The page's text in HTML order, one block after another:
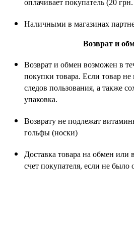
оплачивает покупатель (20
Наличными в магазинах
Возврат и
Возврат и обмен возможен в
покупки товара. Если товар
следов пользования, а также
упаковка.
Возврату не подлежат
гольфы (носки)
Доставка товара на обмен или
счет покупателя, если не